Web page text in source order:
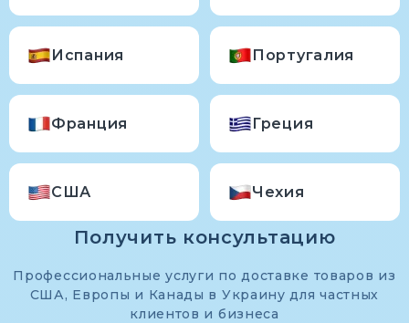
Испания Португалия
Франция Греция
США Чехия
Получить консультацию
Профессиональные услуги по доставке товаров из
США, Европы и Канады в Украину для частных
клиентов и бизнеса